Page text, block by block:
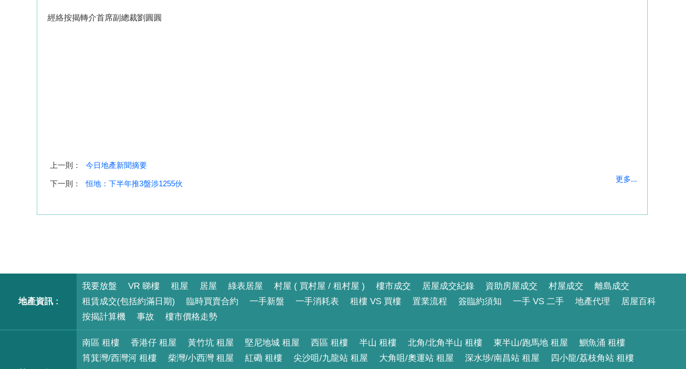
經絡按揭轉介首席副總裁劉圓圓
上一則： 今日地產新聞摘要
下一則： 恒地：下半年推3盤涉1255伙
更多...
地產資訊 :
我要放盤 VR 睇樓 租屋 居屋 綠表居屋 村屋 ( 買村屋 / 租村屋 ) 樓市成交 居屋成交紀錄 資助房屋成交 村屋成交
離島成交
租賃成交(包括約滿日期)
臨時買賣合約 一手新盤 一手消耗表 租樓 VS 買樓 置業流程 簽臨約須知 一手 VS 二手 地產代理
居屋百科
按揭計算機
事故 樓市價格走勢
南區 租樓 香港仔 租屋 黃竹坑 租屋 堅尼地城 租屋 西區 租樓 半山 租樓 北角/北角半山 租樓 東半山/跑馬地 租屋
鰂魚涌 租樓
筲箕灣/西灣河 租樓
柴灣/小西灣 租屋 紅磡 租樓 尖沙咀/九龍站 租屋 大角咀/奧運站 租屋 深水埗/南昌站 租屋
四小龍/荔枝角站 租樓